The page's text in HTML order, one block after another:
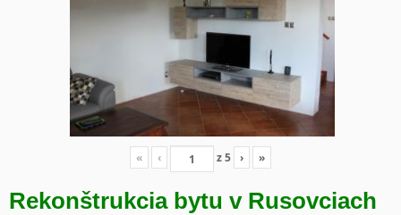
« ‹ z5 › »
Rekonštrukcia bytu v Rusovciach